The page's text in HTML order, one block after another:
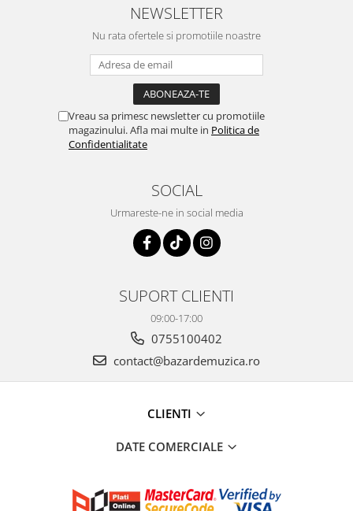
NEWSLETTER
Nu rata ofertele si promotiile noastre
Vreau sa primesc newsletter cu promotiile
magazinului. Afla mai multe in Politica de
Confidentialitate
SOCIAL
Urmareste-ne in social media
SUPORT CLIENTI
09:00-17:00
0755100402
contact@bazardemuzica.ro
CLIENTI
DATE COMERCIALE